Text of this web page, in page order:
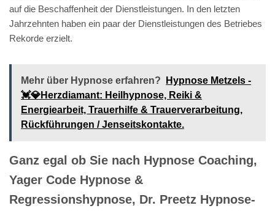
auf die Beschaffenheit der Dienstleistungen. In den letzten
Jahrzehnten haben ein paar der Dienstleistungen des Betriebes
Rekorde erzielt.
Mehr über Hypnose erfahren?
Hypnose Metzels -
💓️💎Herzdiamant: Heilhypnose, Reiki &
Energiearbeit, Trauerhilfe & Trauerverarbeitung,
Rückführungen / Jenseitskontakte.
Ganz egal ob Sie nach Hypnose Coaching,
Yager Code Hypnose &
Regressionshypnose, Dr. Preetz Hypnose-